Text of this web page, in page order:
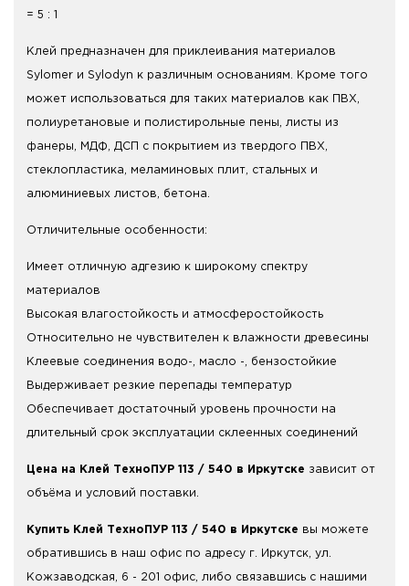
= 5 : 1
Клей предназначен для приклеивания материалов
Sylomer и Sylodyn к различным основаниям. Кроме того
может использоваться для таких материалов как ПВХ,
полиуретановые и полистирольные пены, листы из
фанеры, МДФ, ДСП с покрытием из твердого ПВХ,
стеклопластика, меламиновых плит, стальных и
алюминиевых листов, бетона.
Отличительные особенности:
Имеет отличную адгезию к широкому спектру
материалов
Высокая влагостойкость и атмосферостойкость
Относительно не чувствителен к влажности древесины
Клеевые соединения водо-, масло -, бензостойкие
Выдерживает резкие перепады температур
Обеспечивает достаточный уровень прочности на
длительный срок эксплуатации склеенных соединений
Цена на Клей ТехноПУР 113 / 540 в Иркутске зависит от
объёма и условий поставки.
Купить Клей ТехноПУР 113 / 540 в Иркутске вы можете
обратившись в наш офис по адресу г. Иркутск, ул.
Кожзаводская, 6 - 201 офис, либо связавшись с нашими